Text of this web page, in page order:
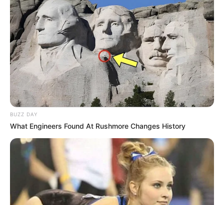
BUZZ DAY
What Engineers Found At Rushmore Changes History